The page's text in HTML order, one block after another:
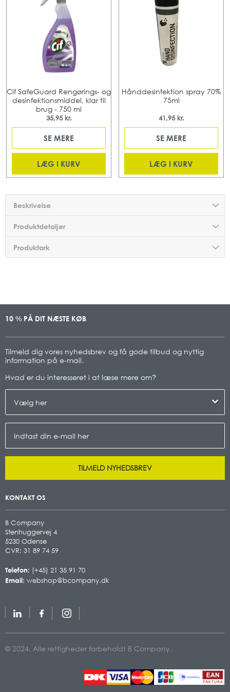
Cif SafeGuard Rengørings- og
desinfektionsmiddel, klar til
brug - 750 ml
35,95 kr.
SE MERE
LÆG I KURV
Hånddesinfektion spray 70%
75ml
41,95 kr.
SE MERE
LÆG I KURV
Beskrivelse
Produktdetaljer
Produktark
10 % PÅ DIT NÆSTE KØB
Tilmeld dig vores nyhedsbrev og få gode tilbud og nyttig
information på e-mail.
Hvad er du interesseret i at læse mere om?
TILMELD NYHEDSBREV
KONTAKT OS
B Company
Stenhuggervej 4
5230 Odense
CVR: 31 89 74 59
Telefon: (+45) 21 35 91 70
Email: webshop@bcompany.dk
© 2024. Alle rettigheder forbeholdt B Company.